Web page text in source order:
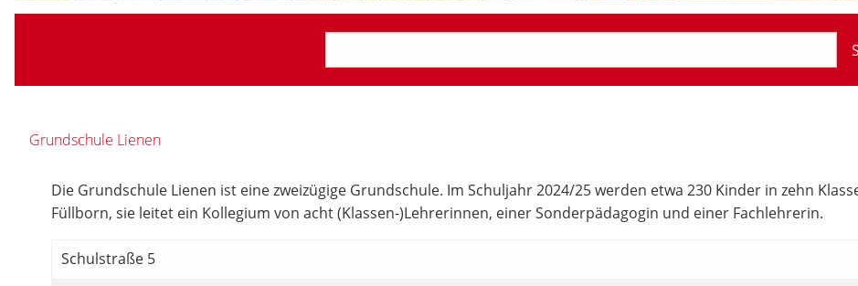
Grundschule Lienen
Die Grundschule Lienen ist eine zweizügige Grundschule. Im Schuljahr 2024/25 werden etwa 230 Kinder in zehn
Füllborn, sie leitet ein Kollegium von acht (Klassen-)Lehrerinnen, einer Sonderpädagogin und einer Fachlehrerin.
Schulstraße 5